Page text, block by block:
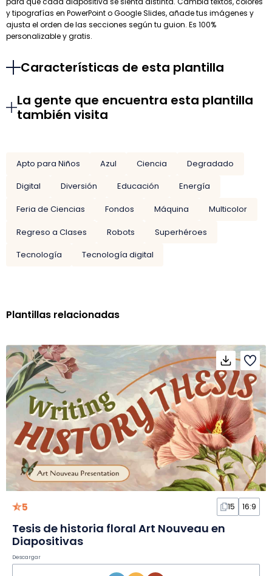
y tipografías en PowerPoint o Google Slides, añade tus imágenes y
ajusta el orden de las secciones según tu guion. Es 100%
personalizable y gratis.
Características de esta plantilla
La gente que encuentra esta plantilla
también visita
Apto para Niños Azul Ciencia
Degradado
Digital
Diversión Educación
Energía
Feria de Ciencias
Fondos Máquina
Multicolor
Regreso a Clases
Robots
Superhéroes
Tecnología
Tecnología digital
Plantillas relacionadas
5 15 16:9
Tesis de historia floral Art Nouveau en
Diapositivas
Descargar